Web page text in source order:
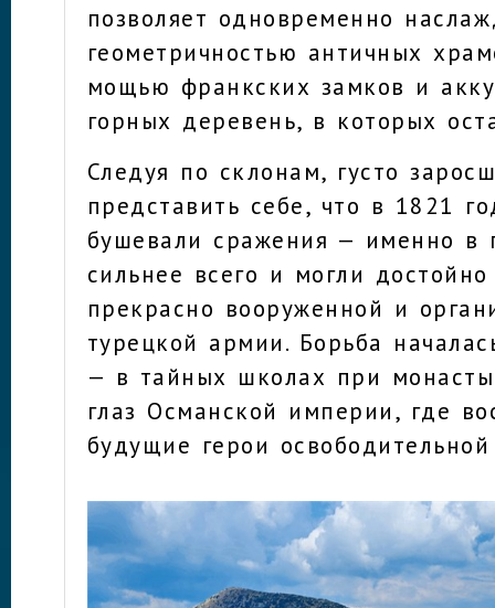
позволяет одновременно
геометричностью античных
мощью франкских замков и
горных деревень, в которых
Следуя по склонам, густо
представить себе, что в 1821
бушевали сражения — именно в
сильнее всего и могли достойно
прекрасно вооруженной и
турецкой армии. Борьба
— в тайных школах при
глаз Османской империи, где
будущие герои